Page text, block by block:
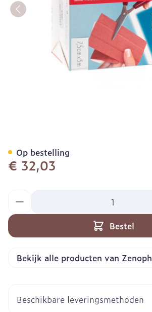
€ 32,03
Bestel
Op bestelling
Bekijk alle producten van
Beschikbare leveringsmethoden